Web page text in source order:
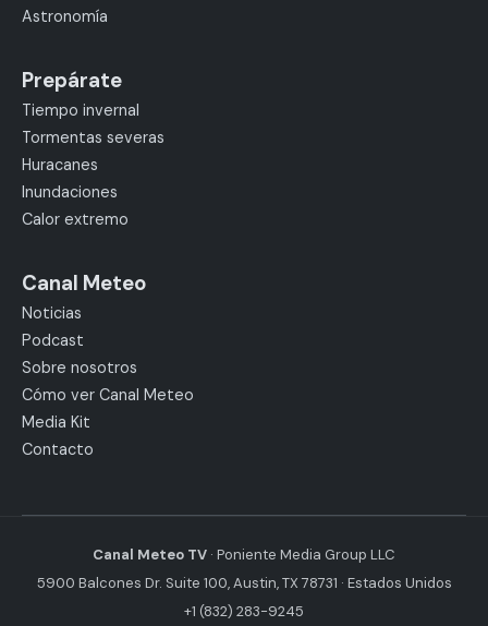
Astronomía
Prepárate
Tiempo invernal
Tormentas severas
Huracanes
Inundaciones
Calor extremo
Canal Meteo
Noticias
Podcast
Sobre nosotros
Cómo ver Canal Meteo
Media Kit
Contacto
Canal Meteo TV · Poniente Media Group LLC
5900 Balcones Dr. Suite 100, Austin, TX 78731 · Estados Unidos
+1 (832) 283-9245